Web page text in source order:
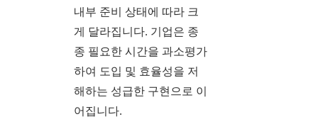
내부 준비 상태에 따라 크
게 달라집니다. 기업은 종
종 필요한 시간을 과소평가
하여 도입 및 효율성을 저
해하는 성급한 구현으로 이
어집니다.